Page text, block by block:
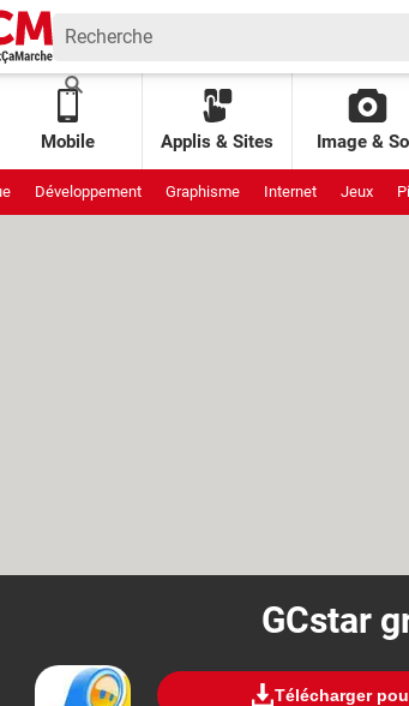
Mobile Applis & Sites Image &
Développement Graphisme Internet Jeux
GCstar
Télécharger